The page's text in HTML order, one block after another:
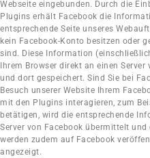
Webseite eingebunden. Durch die
Plugins erhält Facebook die
entsprechende Seite unseres
kein Facebook-Konto besitzen oder
sind. Diese Information
Ihrem Browser direkt an einen
und dort gespeichert. Sind Sie bei
Besuch unserer Website Ihrem
mit den Plugins interagieren, zum
betätigen, wird die entsprechende
Server von Facebook übermittelt
werden zudem auf Facebook
angezeigt.